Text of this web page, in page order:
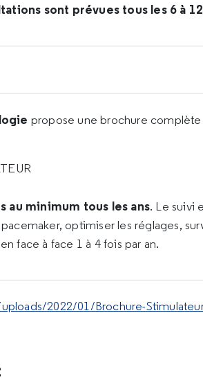
sont prévues tous les 6 à
propose une brochure
au minimum tous les ans. Le suivi
optimiser les réglages,
face à face 1 à 4 fois par an.
2022/01/Brochure-